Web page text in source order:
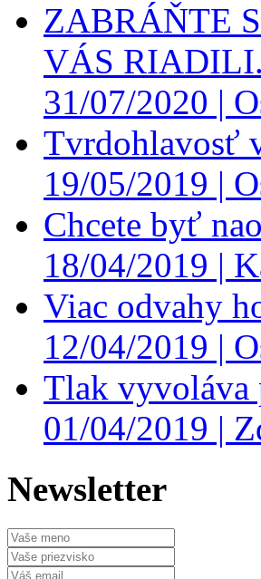
ZABRÁŇTE
VÁS RIADILI.
31/07/2020 |
Tvrdohlavosť
19/05/2019 |
Chcete byť
18/04/2019 |
Viac odvahy
12/04/2019 |
Tlak vyvoláva
01/04/2019 |
Newsletter